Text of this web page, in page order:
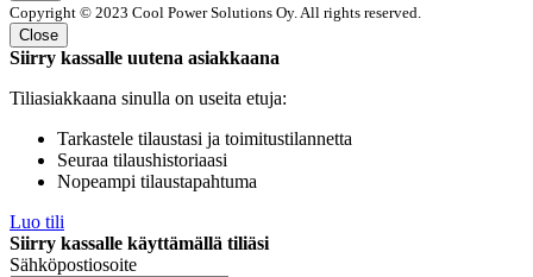
Copyright © 2023 Cool Power Solutions Oy. All rights reserved.
Close
Siirry kassalle uutena asiakkaana
Tiliasiakkaana sinulla on useita etuja:
Tarkastele tilaustasi ja toimitustilannetta
Seuraa tilaushistoriaasi
Nopeampi tilaustapahtuma
Luo tili
Siirry kassalle käyttämällä tiliäsi
Sähköpostiosoite